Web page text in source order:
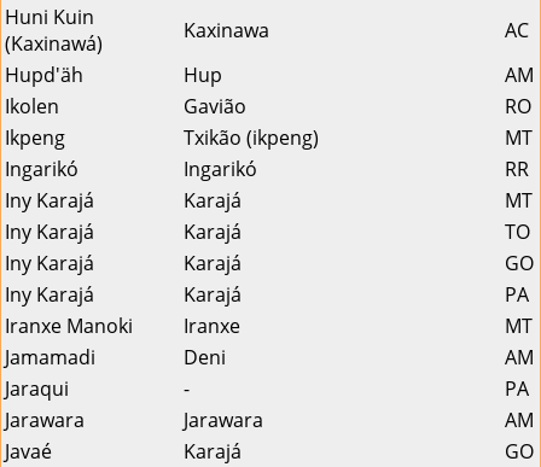
Huni Kuin
(Kaxinawá)
Kaxinawa
AC
Hupd'äh
Hup
AM
Ikolen
Gavião
RO
Ikpeng
Txikão (ikpeng)
MT
Ingarikó
Ingarikó
RR
Iny Karajá
Karajá
MT
Iny Karajá
Karajá
TO
Iny Karajá
Karajá
GO
Iny Karajá
Karajá
PA
Iranxe Manoki
Iranxe
MT
Jamamadi
Deni
AM
Jaraqui
-
PA
Jarawara
Jarawara
AM
Javaé
Karajá
GO